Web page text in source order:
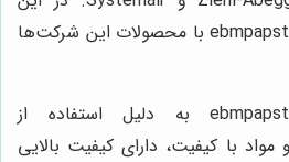
بخش، به مقایسه فن‌های ebmpapst با محصولات این شرکت‌ها
فن‌های ebmpapst به دلیل استفاده از
با کیفیت، دارای کیفیت بالایی